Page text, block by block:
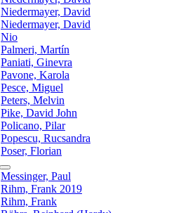
Niedermayer, David
Niedermayer, David
Nio
Palmeri, Martín
Paniati, Ginevra
Pavone, Karola
Pesce, Miguel
Peters, Melvin
Pike, David John
Policano, Pilar
Popescu, Rucsandra
Poser, Florian
Messinger, Paul
Rihm, Frank 2019
Rihm, Frank